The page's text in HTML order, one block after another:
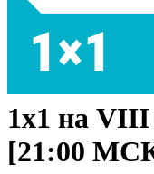
1x1 на
[21:00